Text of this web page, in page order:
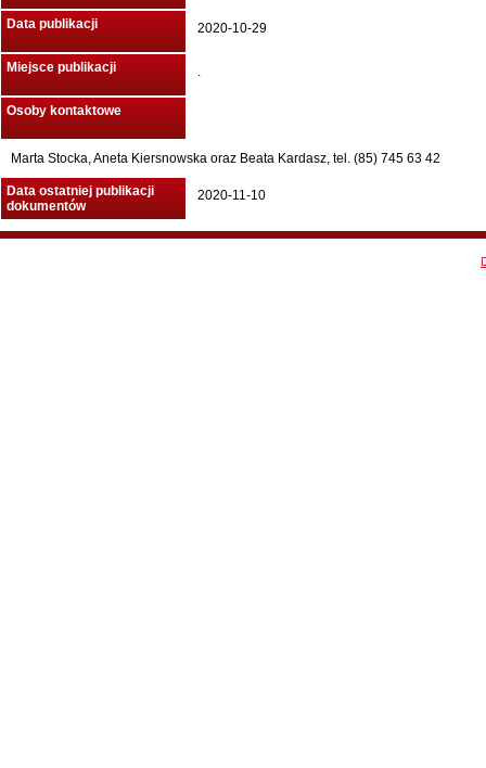
Data publikacji 2020-10-29
Miejsce publikacji .
Osoby kontaktowe
Marta Stocka, Aneta Kiersnowska oraz Beata Kardasz, tel. (85) 745 63 42
Data ostatniej publikacji
dokumentów
2020-11-10